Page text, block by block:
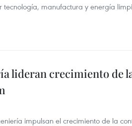
tecnología, manufactura y energía
lideran crecimiento de
impulsan el crecimiento de la